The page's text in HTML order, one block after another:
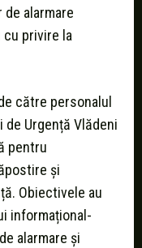
alarmare
privire la
către personalul
Urgență Vlădeni
pentru
și
Obiectivele au
informațional-
alarmare și